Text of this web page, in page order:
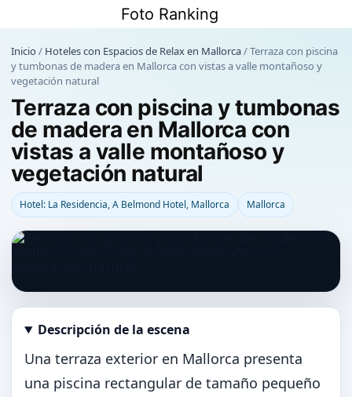
contenido
Foto Ranking
Inicio / Hoteles con Espacios de Relax en Mallorca/Terraza con piscina
y tumbonas de madera en Mallorca con vistas a valle montañoso y
vegetación natural
Terraza con piscina y tumbonas
de madera en Mallorca con
vistas a valle montañoso y
vegetación natural
Hotel: La Residencia, A Belmond Hotel, Mallorca Mallorca
Abrir imagen en tamaño completo
Descripción de la escena
Una terraza exterior en Mallorca presenta
una piscina rectangular de tamaño pequeño